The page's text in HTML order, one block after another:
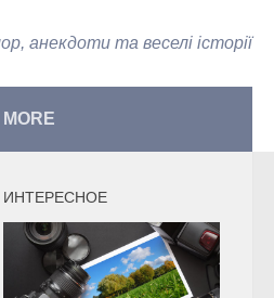
анекдоти та веселі історії
MORE
ИНТЕРЕСНОЕ